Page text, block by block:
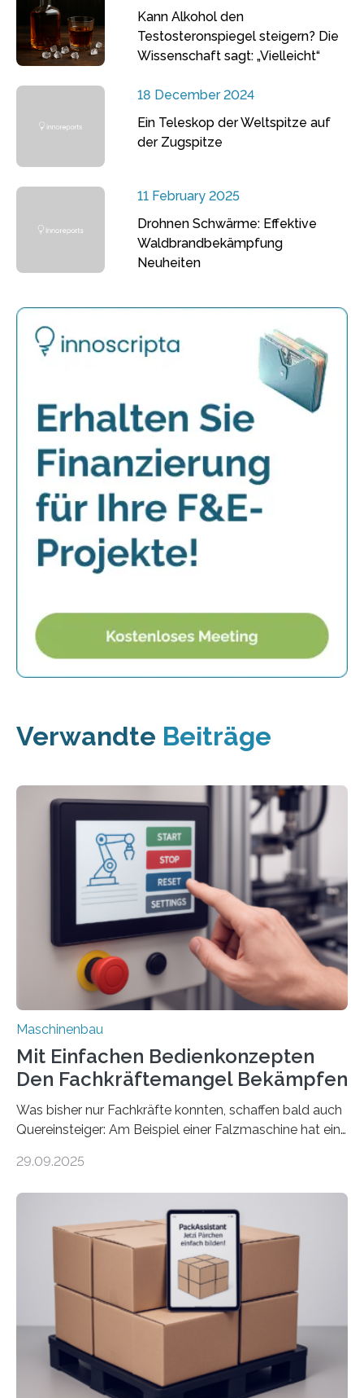
Kann Alkohol den
Testosteronspiegel steigern? Die
Wissenschaft sagt: „Vielleicht“
18 December 2024
Ein Teleskop der Weltspitze auf
der Zugspitze
11 February 2025
Drohnen Schwärme: Effektive
Waldbrandbekämpfung
Neuheiten
Verwandte Beiträge
Maschinenbau
Mit Einfachen Bedienkonzepten
Den Fachkräftemangel Bekämpfen
Was bisher nur Fachkräfte konnten, schaffen bald auch
Quereinsteiger: Am Beispiel einer Falzmaschine hat ein
Mensch-Maschine-Schnittstelle so sehr vereinfacht,
Die zugrunde liegende Methodik lässt sich auf alle
anderen Maschinen übertragen. Eine Falzmaschine
umzurüsten ist ein Job für echte Profis. Eine solche
Maschine faltet in Druckereien Broschüren, Prospekte,
Landkarten und vieles mehr – mehrere Zehntausend
Exemplare pro Stunde. Je nach Maschinentyp und
Auftrag kann das Umrüsten…
29.09.2025